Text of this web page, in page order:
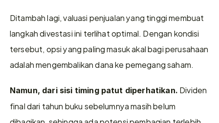
Ditambah lagi, valuasi penjualan yang tinggi membuat
langkah divestasi ini terlihat optimal. Dengan kondisi
tersebut, opsi yang paling masuk akal bagi perusahaan
adalah mengembalikan dana ke pemegang saham.
Namun, dari sisi timing patut diperhatikan. Dividen
final dari tahun buku sebelumnya masih belum